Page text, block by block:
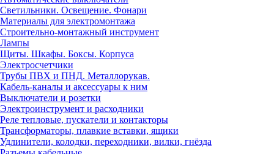
Светильники. Освещение. Фонари
Материалы для электромонтажа
Строительно-монтажный инструмент
Лампы
Щиты. Шкафы. Боксы. Корпуса
Электросчетчики
Трубы ПВХ и ПНД. Металлорукав.
Кабель-каналы и аксессуары к ним
Выключатели и розетки
Электроинструмент и расходники
Реле тепловые, пускатели и контакторы
Трансформаторы, плавкие вставки, ящики
Удлинители, колодки, переходники, вилки, гнёзда